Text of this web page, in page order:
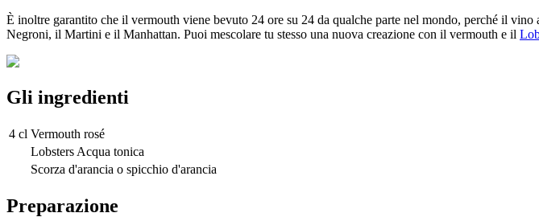
È inoltre garantito che il vermouth viene bevuto 24 ore su 24 da qualche parte nel mondo, perché il
Negroni, il Martini e il Manhattan. Puoi mescolare tu stesso una nuova creazione con il vermouth e il
Gli ingredienti
4 cl Vermouth rosé
Lobsters Acqua tonica
Scorza d'arancia o spicchio d'arancia
Preparazione